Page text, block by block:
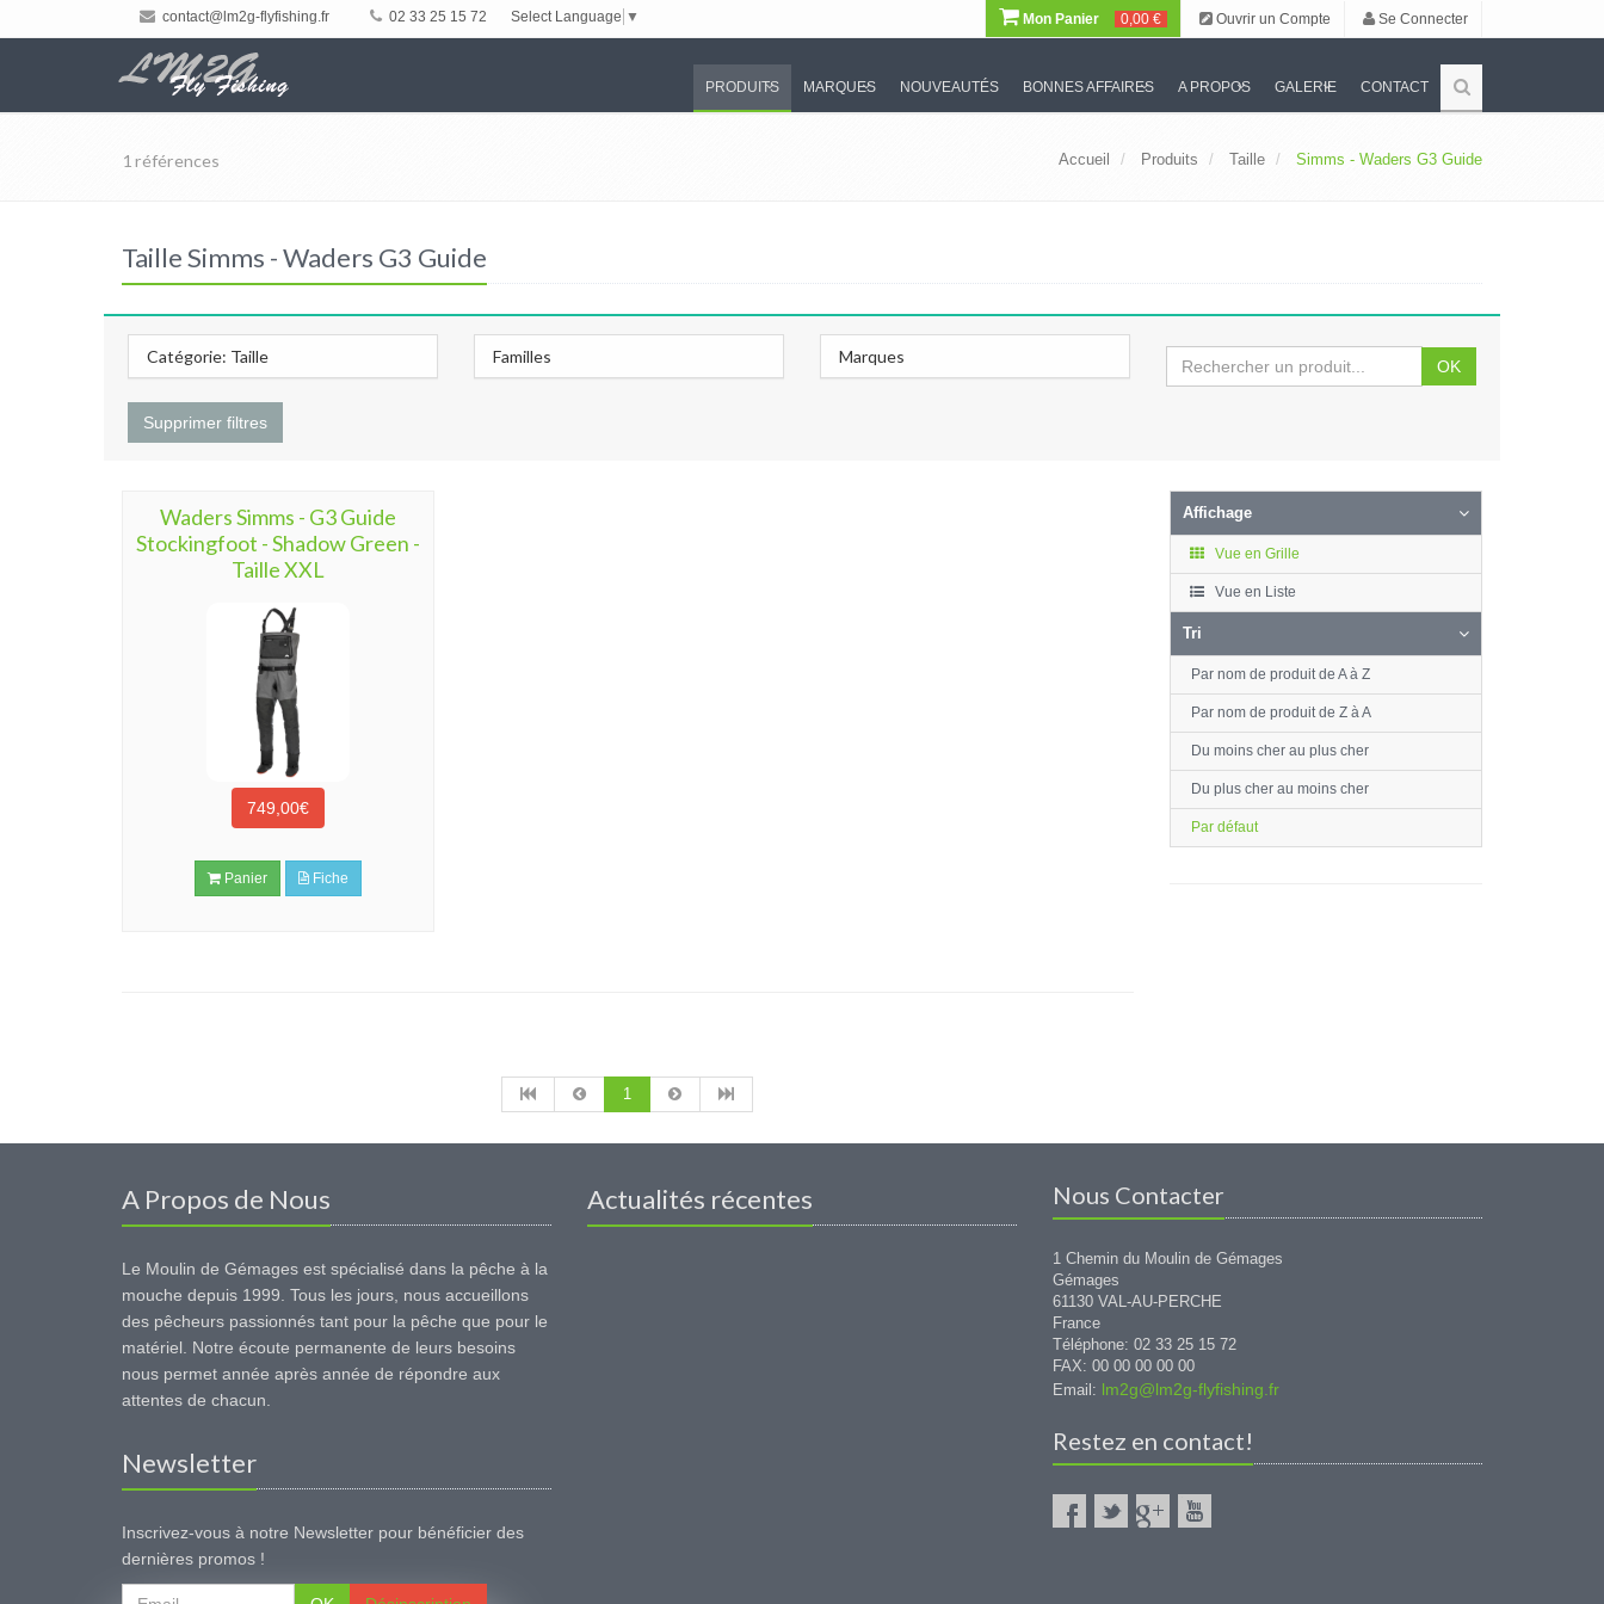
contact@lm2g-flyfishing.fr 02 33 25 15 72 Select Language ▼ Mon Panier 0,00 € Ouvrir un Compte Se Connecter
PRODUITS MARQUES NOUVEAUTÉS BONNES AFFAIRES A PROPOS GALERIE CONTACT
1 références Accueil Produits Taille Simms - Waders G3 Guide
Taille Simms - Waders G3 Guide
Catégorie: Taille Familles Marques
Supprimer filtres
OK
Waders Simms - G3 Guide
Stockingfoot - Shadow Green -
Taille XXL
749,00€
Panier Fiche
1
Affichage
Vue en Grille
Vue en Liste
Tri
Par nom de produit de A à Z
Par nom de produit de Z à A
Du moins cher au plus cher
Du plus cher au moins cher
Par défaut
A Propos de Nous
Le Moulin de Gémages est spécialisé dans la pêche à la
mouche depuis 1999. Tous les jours, nous accueillons
des pêcheurs passionnés tant pour la pêche que pour le
matériel. Notre écoute permanente de leurs besoins
nous permet année après année de répondre aux
attentes de chacun.
Newsletter
Inscrivez-vous à notre Newsletter pour bénéficier des
dernières promos !
Actualités récentes Nous Contacter
1 Chemin du Moulin de Gémages
Gémages
61130 VAL-AU-PERCHE
France
Téléphone: 02 33 25 15 72
FAX: 00 00 00 00 00
Email: lm2g@lm2g-flyfishing.fr
Restez en contact!